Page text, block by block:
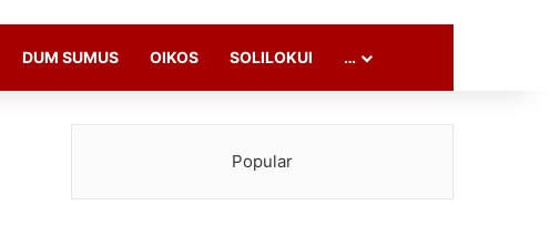
DUM SUMUS OIKOS SOLILOKUI …
Popular